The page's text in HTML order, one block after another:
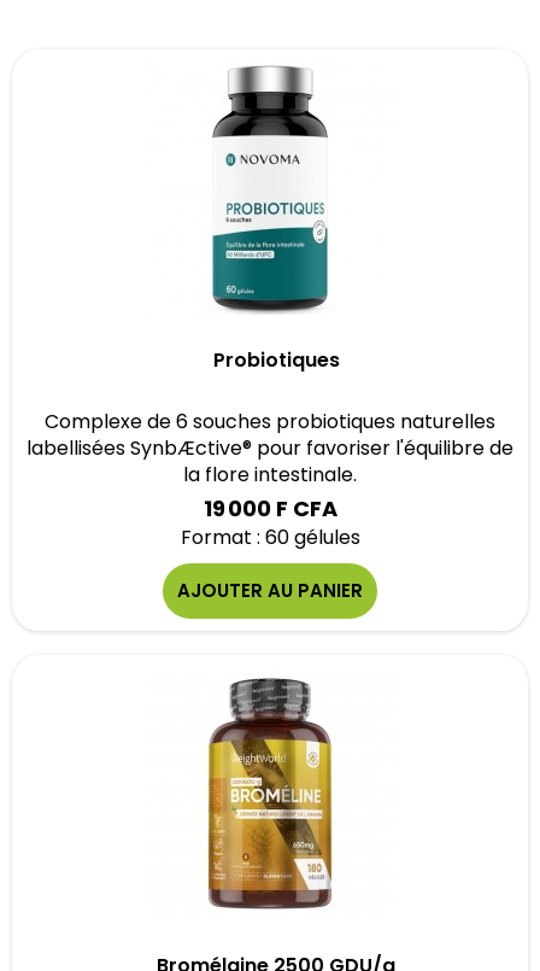
Probiotiques
Complexe de 6 souches probiotiques naturelles
labellisées SynbÆctive® pour favoriser l'équilibre de
la flore intestinale.
19 000 F CFA
Format : 60 gélules
AJOUTER AU PANIER